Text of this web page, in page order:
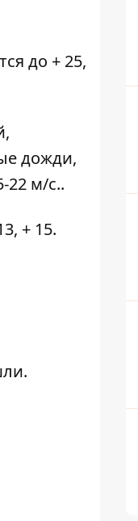
до + 25,
дожди,
22 м/с..
+ 15.